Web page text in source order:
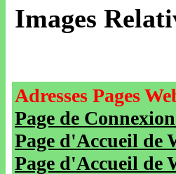
Images
Adresses Pages
Page de
Page d'Accueil de
Page d'Accueil de